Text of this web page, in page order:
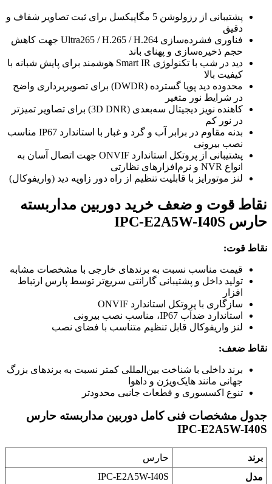
پشتیبانی از رزولوشن 5 مگاپیکسل برای ثبت تصاویر شفاف و
دقیق
فناوری فشرده‌سازی Ultra265 / H.265 / H.264 جهت کاهش
حجم ذخیره‌سازی و پهنای باند
دید در شب با تکنولوژی Smart IR هوشمند برای پایش شبانه با
کیفیت بالا
محدوده دید پویا گسترده (DWDR) برای تصویربرداری واضح
در شرایط نور متغیر
کاهنده نویز دیجیتال سه‌بعدی (3D DNR) برای تصاویر تمیزتر
در نور کم
بدنه مقاوم در برابر آب و گرد و غبار با استاندارد IP67 مناسب
نصب بیرونی
پشتیبانی از پروتکل استاندارد ONVIF جهت اتصال آسان به
انواع NVR و نرم‌افزارهای نظارتی
لنز موتورایز با قابلیت تنظیم از راه دور زاویه دید (واریفوکال)
نقاط قوت و ضعف خرید دوربین مداربسته
حارس IPC-E2A5W-I40S
نقاط قوت:
قیمت مناسب نسبت به برندهای خارجی با مشخصات مشابه
تولید داخل و پشتیبانی گارانتی سریع‌تر توسط پارس ارتباط
افزار
سازگاری با پروتکل استاندارد ONVIF
استاندارد ضدآب IP67، مناسب نصب بیرونی
لنز واریفوکال قابل تنظیم متناسب با فضای نصب
نقاط ضعف:
برند داخلی با شناخت بین‌المللی کمتر نسبت به برندهای بزرگ
جهانی مانند هایک‌ویژن و داهوا
تنوع اکسسوری و قطعات جانبی محدودتر
جدول مشخصات فنی کامل دوربین مداربسته حارس
IPC-E2A5W-I40S
برند
حارس
مدل
IPC-E2A5W-I40S